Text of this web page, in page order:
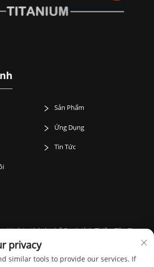
Sản Phẩm
Ứng Dụng
Tin Tức
Weibin, thành phố Baoji, tỉnh Thiểm Tây, Trung
privacy
similar tools to provide our services. If